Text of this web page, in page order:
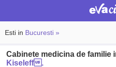
Esti in Bucuresti »
Cabinete medicina de
Kiseleff.